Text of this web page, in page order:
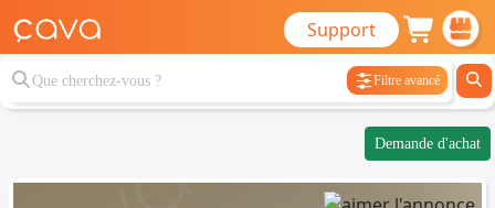
Support
Filtre avancé
Demande d'achat